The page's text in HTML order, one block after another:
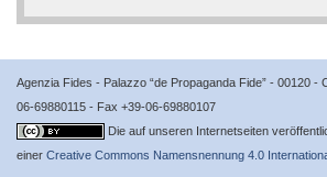
Agenzia Fides - Palazzo “de Propaganda Fide” - 00120 -
06-69880115 - Fax +39-06-69880107
Die auf unseren Internetseiten
einer Creative Commons Namensnennung 4.0